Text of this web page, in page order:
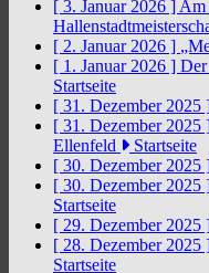
[ 3. Januar 2026 ] Am
[ 2. Januar 2026 ]
[ 1. Januar 2026 ]
Startseite
[ 31. Dezember 2025
[ 31. Dezember 2025
Ellenfeld
Startseite
[ 30. Dezember 2025
[ 30. Dezember 2025
Startseite
[ 29. Dezember 2025
[ 28. Dezember 2025
Startseite